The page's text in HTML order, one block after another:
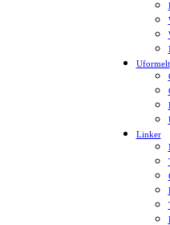
Uformelt
Linker